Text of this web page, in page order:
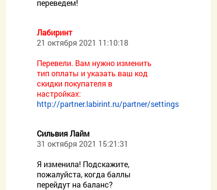
переведем!
Лабиринт
21 октября 2021 11:10:18
Перевели. Вам нужно изменить
тип оплаты и указать ваш код
скидки покупателя в
настройках:
http://partner.labirint.ru/partner/settings
Сильвия Лайм
31 октября 2021 15:21:31
Я изменила! Подскажите,
пожалуйста, когда баллы
перейдут на баланс?